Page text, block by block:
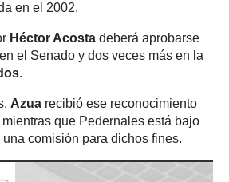
en el 2002.
Héctor Acosta deberá aprobarse
el Senado y dos veces más en la
.
Azua recibió ese reconocimiento
que Pedernales está bajo
comisión para dichos fines.